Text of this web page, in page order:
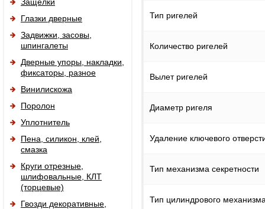
Глазки дверные
Задвижки, засовы,
шпингалеты
Дверные упоры, накладки,
фиксаторы, разное
Винилискожа
Поролон
Уплотнитель
Пена, силикон, клей,
смазка
Круги отрезные,
шлифовальные, КЛТ
(торцевые)
Гвозди декоративные,
Тип ригелей
Количество ригелей
Вылет ригелей
Диаметр ригеля
Удаление ключевого
Тип механизма секретности
Тип цилиндрового